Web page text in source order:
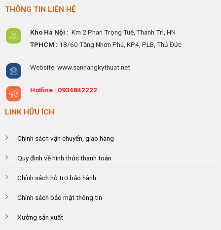
THÔNG TIN LIÊN HỆ
Kho Hà Nội : Km 2 Phan Trọng Tuệ, Thanh Trì, HN
TPHCM : 18/60 Tăng Nhơn Phú, KP4, PLB, Thủ Đức
Website: www.sannangkythuat.net
Hotline : 0934842222
LINK HỮU ÍCH
Chính sách vận chuyển, giao hàng
Quy định về hình thức thanh toán
Chính sách hỗ trợ bảo hành
Chính sách bảo mật thông tin
Xưởng sản xuất